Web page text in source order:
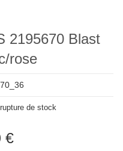
2195670 Blast
rose
de stock
€